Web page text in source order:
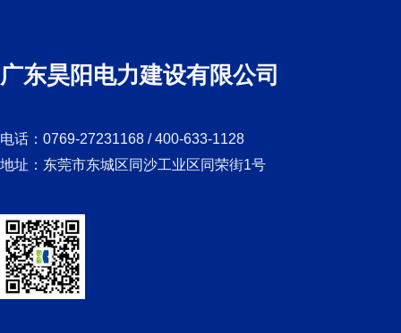
广东昊阳电力建设有限公司
电话：0769-27231168 / 400-633-1128
地址：东莞市东城区同沙工业区同荣街1号